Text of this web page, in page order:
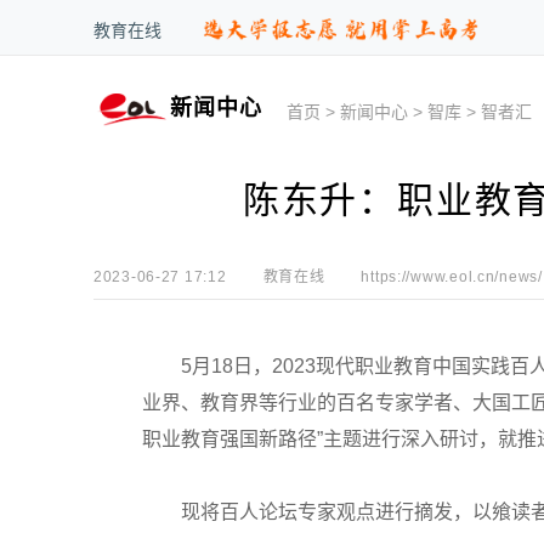
教育在线
新闻中心 首页 >新闻中心 >智库 >智者汇
陈东升：职业教
2023-06-27 17:12 教育在线 https://www.eol.cn/news/
5月18日，2023现代职业教育中国实践百人
业界、教育界等行业的百名专家学者、大国工
职业教育强国新路径”主题进行深入研讨，就
现将百人论坛专家观点进行摘发，以飨读